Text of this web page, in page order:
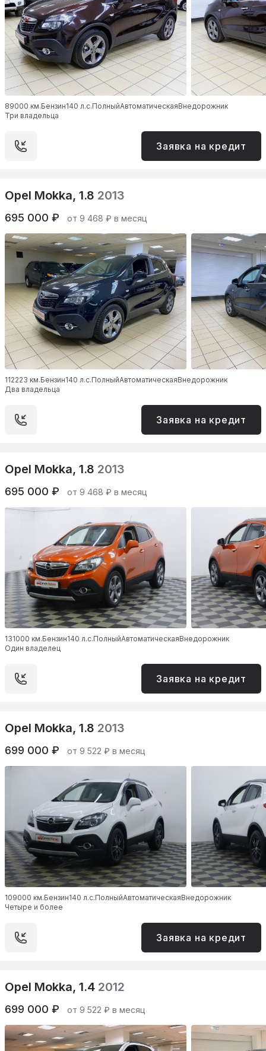
89000 км.Бензин140 л.с.ПолныйАвтоматическаяВнедорожник
Три владельца
Заявка на кредит
Opel Mokka, 1.8 2013
695 000 ₽ от 9 468 ₽ в месяц
112223 км.Бензин140 л.с.ПолныйАвтоматическаяВнедорожник
Два владельца
Заявка на кредит
Opel Mokka, 1.8 2013
695 000 ₽ от 9 468 ₽ в месяц
131000 км.Бензин140 л.с.ПолныйАвтоматическаяВнедорожник
Один владелец
Заявка на кредит
Opel Mokka, 1.8 2013
699 000 ₽ от 9 522 ₽ в месяц
109000 км.Бензин140 л.с.ПолныйАвтоматическаяВнедорожник
Четыре и более
Заявка на кредит
Opel Mokka, 1.4 2012
699 000 ₽ от 9 522 ₽ в месяц